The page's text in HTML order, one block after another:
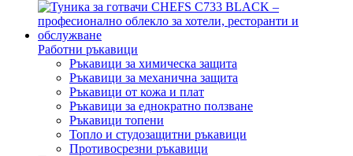
Работни ръкавици
Ръкавици за химическа защита
Ръкавици за механична защита
Ръкавици от кожа и плат
Ръкавици за еднократно ползване
Ръкавици топени
Топло и студозащитни ръкавици
Противосрезни ръкавици